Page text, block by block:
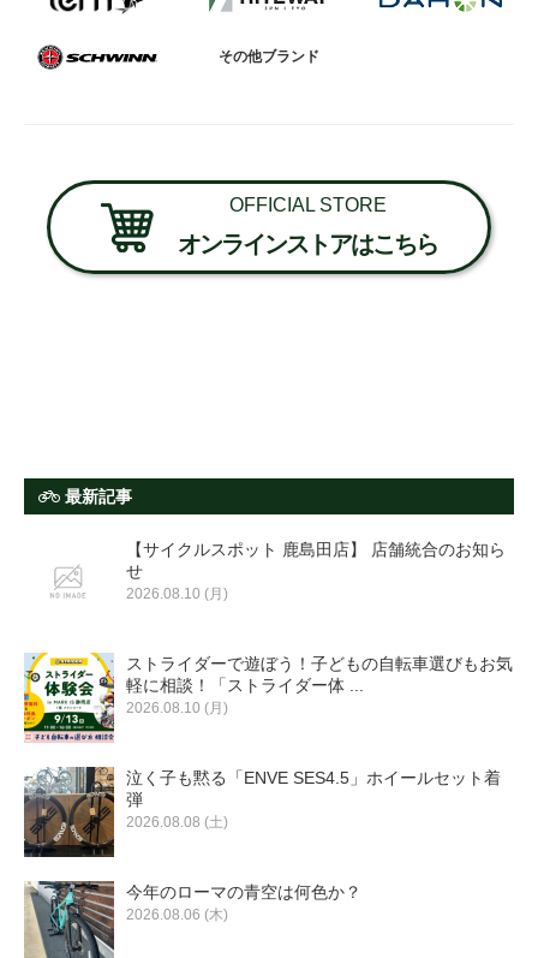
個人情報保護
その他ブランド
OFFICIAL STORE
オンラインストアはこちら
最新記事
【サイクルスポット 鹿島田店】 店舗統合のお知ら
せ
2026.08.10 (月)
ストライダーで遊ぼう！子どもの自転車選びもお気
軽に相談！「ストライダー体 ...
2026.08.10 (月)
泣く子も黙る「ENVE SES4.5」ホイールセット着
弾
2026.08.08 (土)
今年のローマの青空は何色か？
2026.08.06 (木)